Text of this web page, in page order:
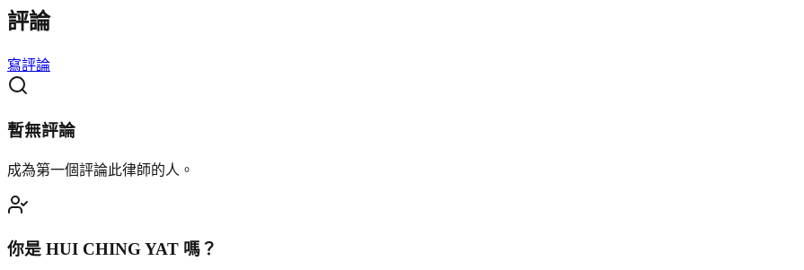
評論
寫評論
暫無評論
成為第一個評論此律師的人。
你是 HUI CHING YAT 嗎？